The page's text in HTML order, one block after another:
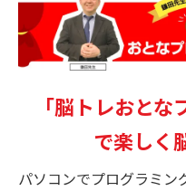
「脳トレおとな
で楽しく
パソコンでプログラミン